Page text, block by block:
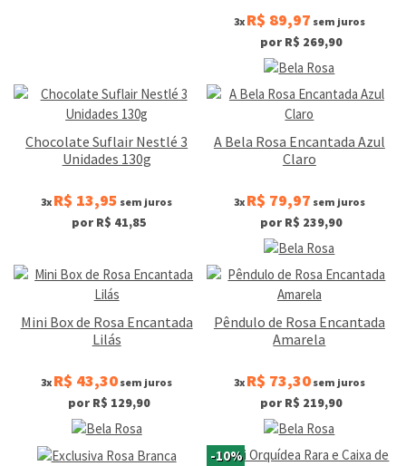
3x R$ 89,97 sem juros
por R$ 269,90
Chocolate Suflair Nestlé 3
Unidades 130g
3x R$ 13,95 sem juros
por R$ 41,85
A Bela Rosa Encantada Azul
Claro
3x R$ 79,97 sem juros
por R$ 239,90
Mini Box de Rosa Encantada
Lilás
3x R$ 43,30 sem juros
por R$ 129,90
Pêndulo de Rosa Encantada
Amarela
3x R$ 73,30sem juros
por R$ 219,90
-10%